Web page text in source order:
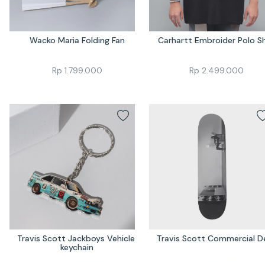
Wacko Maria Folding Fan
Rp 1.799.000
Carhartt Embroider Polo
Rp 2.499.000
Travis Scott Jackboys Vehicle
keychain
Travis Scott Commercial